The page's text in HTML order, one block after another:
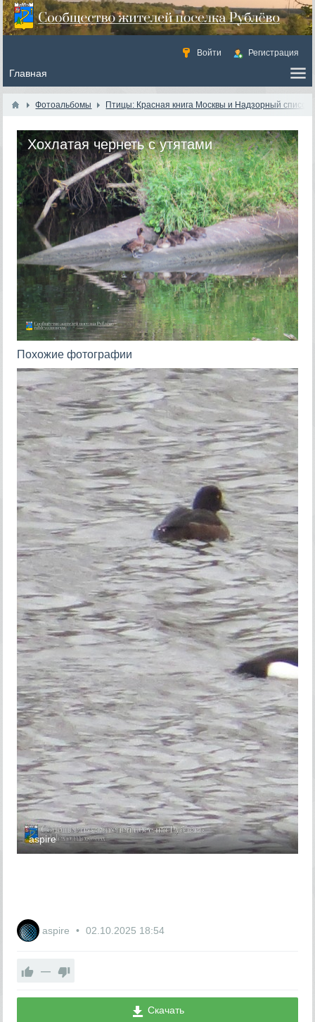
Войти Регистрация
Фотоальбомы Птицы: Красная книга Москвы и Надзорный список
Хохлатая чернеть с утятами
Похожие фотографии
aspire
aspire 02.10.2025 18:54
—
Скачать